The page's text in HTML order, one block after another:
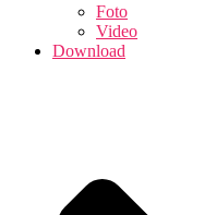
Foto
Video
Download